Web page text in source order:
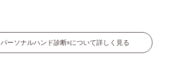
パーソナルハンド診断®について詳しく見る